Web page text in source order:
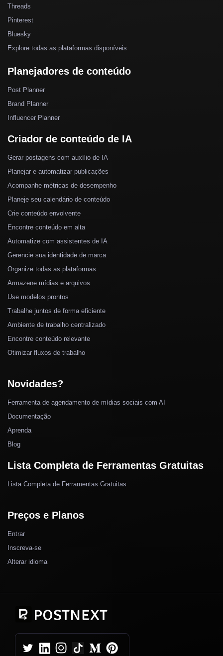
Threads
Pinterest
Bluesky
Explore todas as plataformas disponíveis
Planejadores de conteúdo
Post Planner
Brand Planner
Influencer Planner
Criador de conteúdo de IA
Gerar postagens com auxílio de IA
Planejar e automatizar publicações
Acompanhe métricas de desempenho
Planeje seu calendário de conteúdo
Crie conteúdo envolvente
Encontre conteúdo em alta
Automatize com assistentes de IA
Gerencie sua identidade de marca
Organize todas as plataformas
Armazene mídias e arquivos
Use modelos prontos
Trabalhe juntos de forma eficiente
Ambiente de trabalho centralizado
Encontre conteúdo relevante
Otimizar fluxos de trabalho
Novidades?
Ferramenta de agendamento de mídias sociais com AI
Documentação
Aprenda
Blog
Lista Completa de Ferramentas Gratuitas
Lista Completa de Ferramentas Gratuitas
Preços e Planos
Entrar
Inscreva-se
Alterar idioma